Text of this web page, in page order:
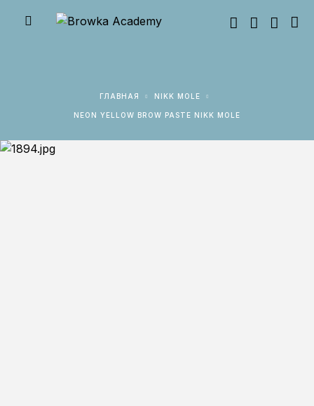
ГЛАВНАЯ NIKK MOLE
NEON YELLOW BROW PASTE NIKK MOLE